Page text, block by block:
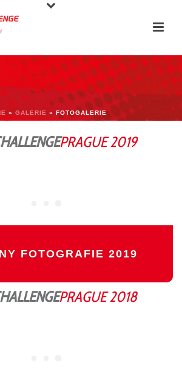
» GALERIE » FOTOGALERIE
PRAGUE2019
FOTOGRAFIE 2019
PRAGUE2018